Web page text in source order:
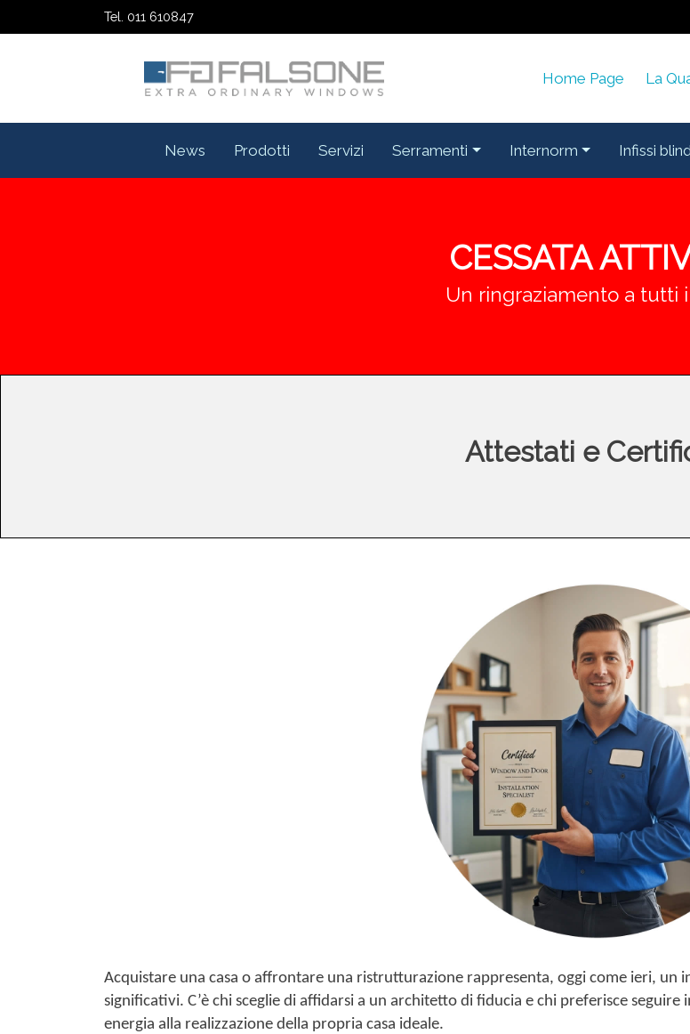
Tel. 011 610847
Home Page La
News Prodotti Servizi Serramenti Internorm Infissi
CESSATA
Un ringraziamento a tutti
Attestati e
Acquistare una casa o affrontare una ristrutturazione rappresenta, oggi come ieri, un
significativi. C’è chi sceglie di affidarsi a un architetto di fiducia e chi preferisce
energia alla realizzazione della propria casa ideale.